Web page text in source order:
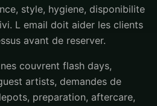
style, hygiene, disponibilite
L email doit aider les clients
avant de reserver.
couvrent flash days,
artists, demandes de
preparation, aftercare,